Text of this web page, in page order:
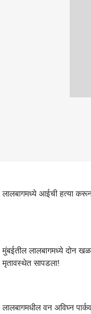
लालबागमध्ये आईची हत्या
मुंबईतील लालबागमध्ये दोन
मृतावस्थेत सापडला!
लालबागमधील वन अविघ्न